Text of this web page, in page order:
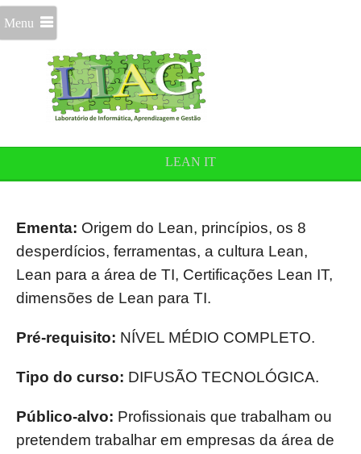
Menu
LEAN IT
Ementa: Origem do Lean, princípios, os 8
desperdícios, ferramentas, a cultura Lean,
Lean para a área de TI, Certificações Lean IT,
dimensões de Lean para TI.
Pré-requisito: NÍVEL MÉDIO COMPLETO.
Tipo do curso: DIFUSÃO TECNOLÓGICA.
Público-alvo: Profissionais que trabalham ou
pretendem trabalhar em empresas da área de